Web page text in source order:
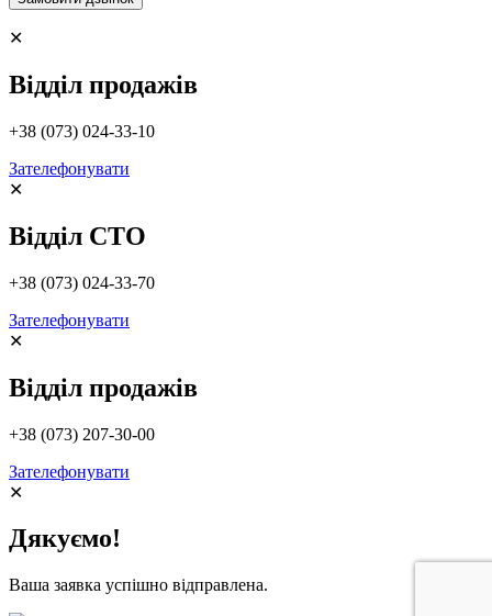
✕
Відділ продажів
+38 (073) 024-33-10
Зателефонувати
✕
Відділ СТО
+38 (073) 024-33-70
Зателефонувати
✕
Відділ продажів
+38 (073) 207-30-00
Зателефонувати
✕
Дякуємо!
Ваша заявка успішно відправлена.